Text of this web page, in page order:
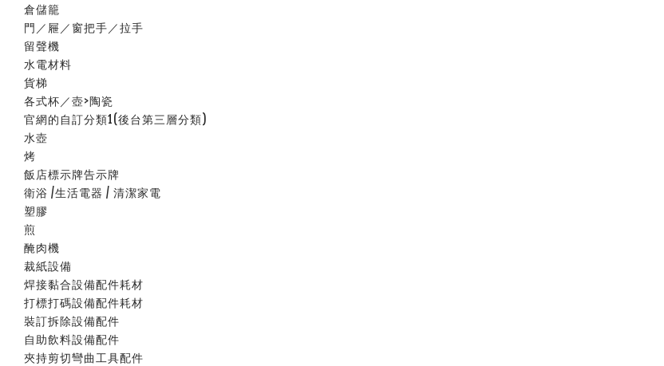
倉儲籠
門／屜／窗把手／拉手
留聲機
水電材料
貨梯
各式杯／壺>陶瓷
官網的自訂分類1(後台第三層分類)
水壺
烤
飯店標示牌告示牌
衛浴 /生活電器 / 清潔家電
塑膠
煎
醃肉機
裁紙設備
焊接黏合設備配件耗材
打標打碼設備配件耗材
裝訂拆除設備配件
自助飲料設備配件
夾持剪切彎曲工具配件